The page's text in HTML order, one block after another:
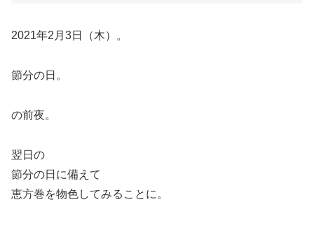
2021年2月3日（木）。
節分の日。
の前夜。
翌日の
節分の日に備えて
恵方巻を物色してみることに。